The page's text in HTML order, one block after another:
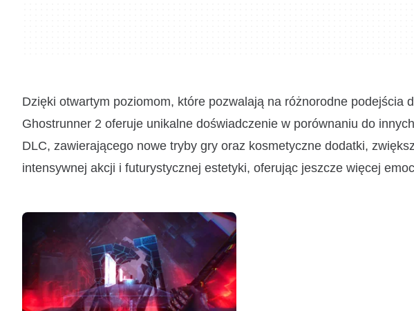
Dzięki otwartym poziomom, które pozwalają na różnorodne podejścia
Ghostrunner 2 oferuje unikalne doświadczenie w porównaniu do
DLC, zawierającego nowe tryby gry oraz kosmetyczne dodatki,
intensywnej akcji i futurystycznej estetyki, oferując jeszcze więcej